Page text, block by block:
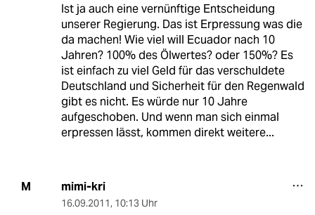
Ist ja auch eine vernünftige Entscheidung
unserer Regierung. Das ist Erpressung was die
da machen! Wie viel will Ecuador nach 10
Jahren? 100% des Ölwertes? oder 150%? Es
ist einfach zu viel Geld für das verschuldete
Deutschland und Sicherheit für den Regenwald
gibt es nicht. Es würde nur 10 Jahre
aufgeschoben. Und wenn man sich einmal
erpressen lässt, kommen direkt weitere...
M mimi-kri
16.09.2011, 10:13 Uhr